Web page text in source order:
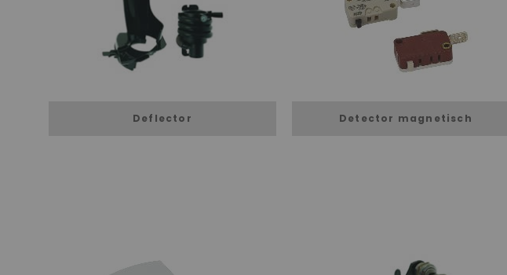
Deflector Detector magnetisch